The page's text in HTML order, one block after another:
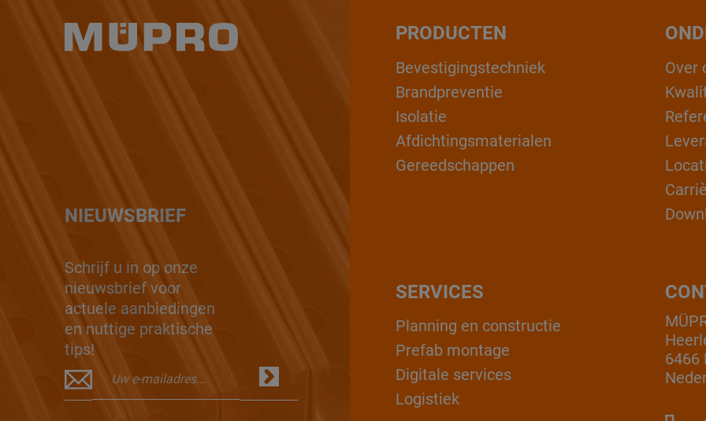
NIEUWSBRIEF
Schrijf u in op onze
nieuwsbrief voor
actuele aanbiedingen
en nuttige praktische
tips!
PRODUCTEN
Bevestigingstechniek
Brandpreventie
Isolatie
Afdichtingsmaterialen
Gereedschappen
Over
6466
SERVICES
Planning en constructie
Prefab montage
Digitale services
Logistiek